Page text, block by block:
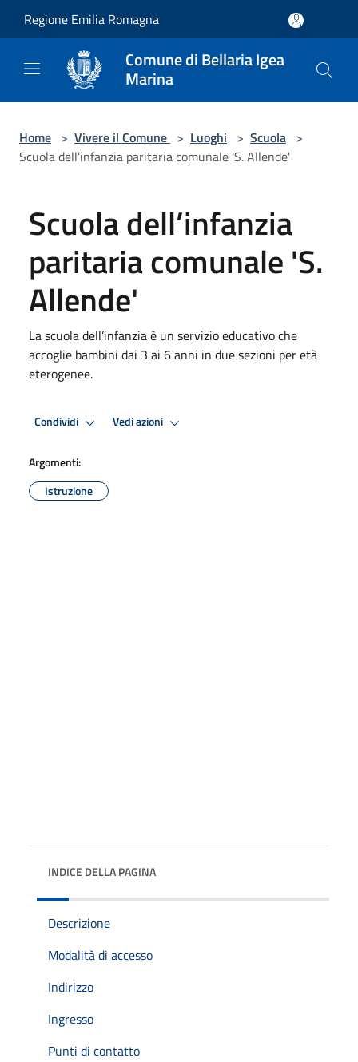
Regione Emilia Romagna
Comune di Bellaria Igea
Marina
Home > Vivere il Comune > Luoghi > Scuola >
Scuola dell’infanzia paritaria comunale 'S. Allende'
Scuola dell’infanzia
paritaria comunale 'S.
Allende'
La scuola dell’infanzia è un servizio educativo che
accoglie bambini dai 3 ai 6 anni in due sezioni per età
eterogenee.
Condividi Vedi azioni
Argomenti:
Istruzione
INDICE DELLA PAGINA
Descrizione
Modalità di accesso
Indirizzo
Ingresso
Punti di contatto